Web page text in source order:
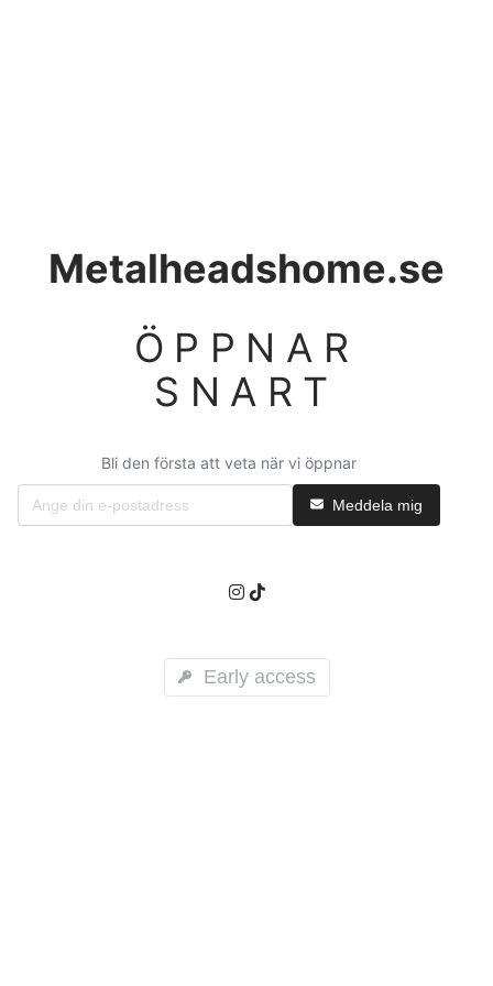
Metalheadshome.se
ÖPPNAR
SNART
Bli den första att veta när vi öppnar
Meddela mig
Early access